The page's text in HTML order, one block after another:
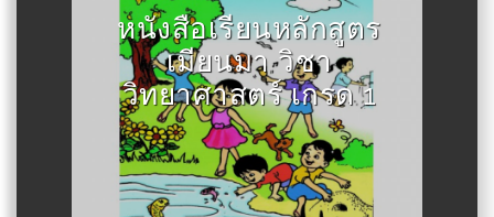
หนังสือเรียนหลักสูตร
เมียนมา วิชา
วิทยาศาสตร์ เกรด 1
นมา